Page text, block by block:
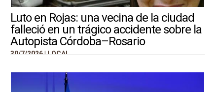
Luto en Rojas: una vecina de la ciudad
falleció en un trágico accidente sobre la
Autopista Córdoba–Rosario
30/7/2026 | LOCAL